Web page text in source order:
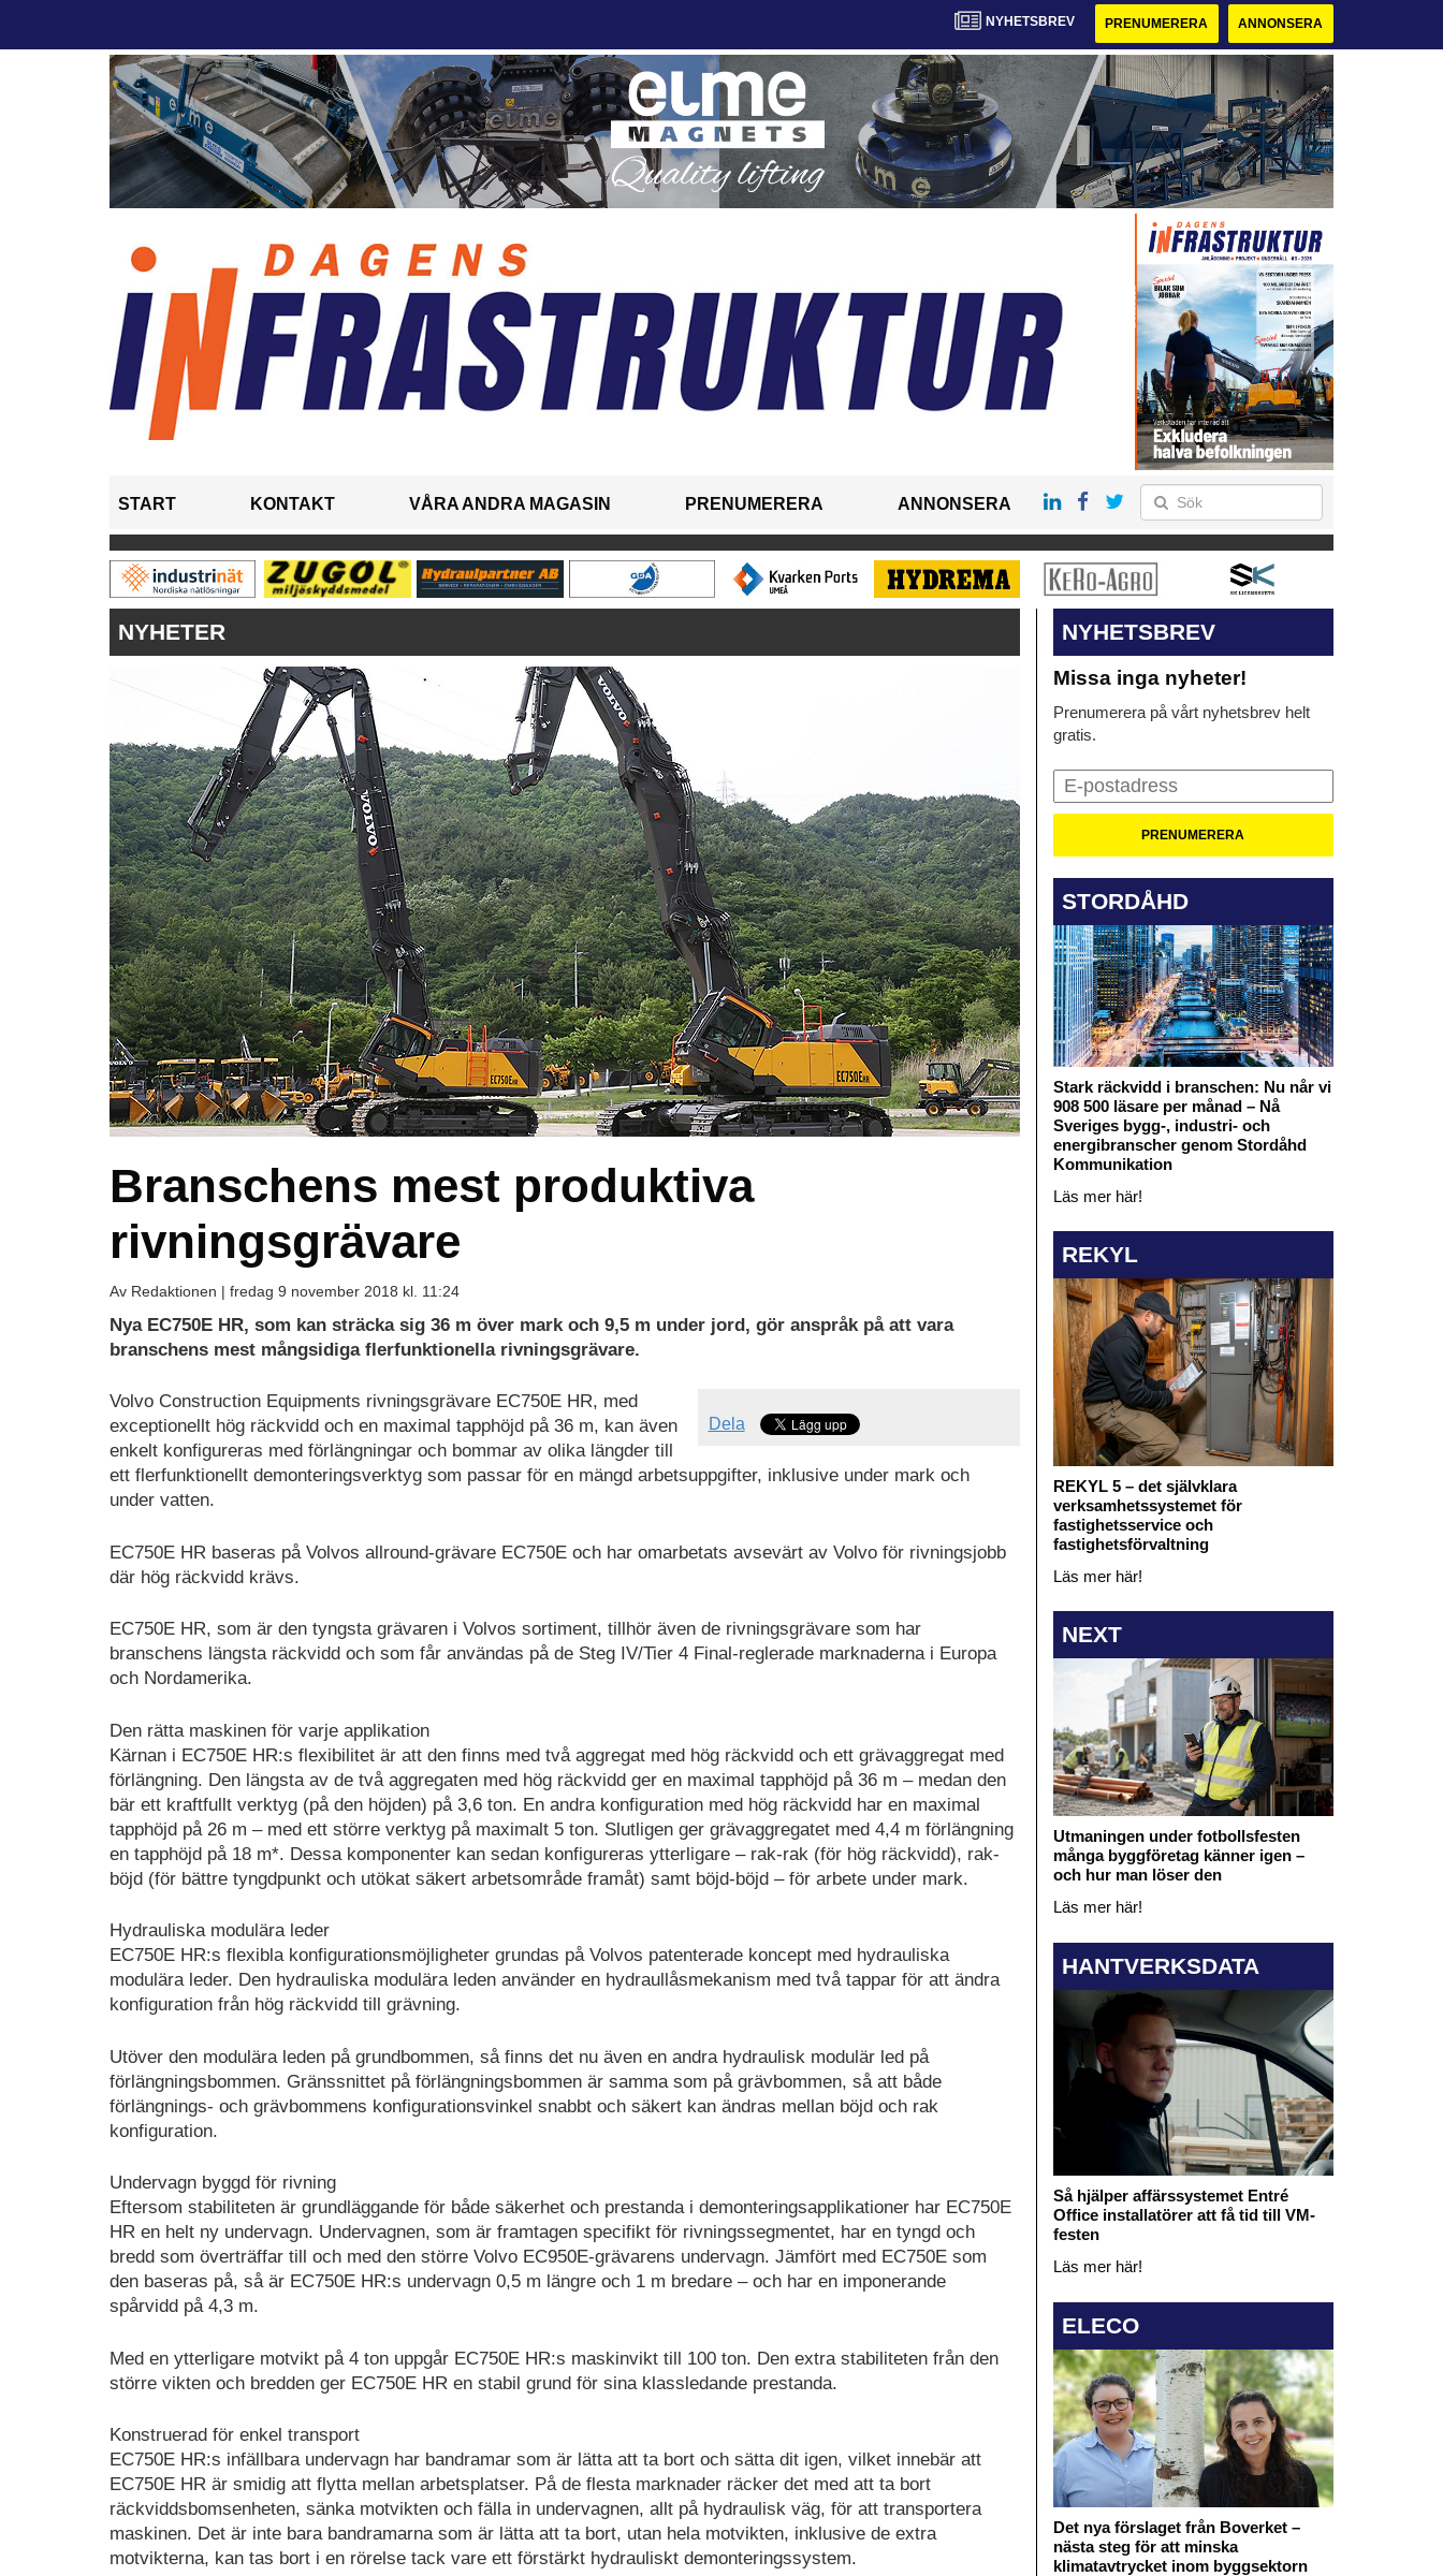
NYHETSBREV PRENUMERERA ANNONSERA
START KONTAKT VÅRA ANDRA MAGASIN PRENUMERERA ANNONSERA
NYHETER
Branschens mest produktiva
rivningsgrävare
Av Redaktionen | fredag 9 november 2018 kl. 11:24
Nya EC750E HR, som kan sträcka sig 36 m över mark och 9,5 m under jord, gör anspråk på att vara
branschens mest mångsidiga flerfunktionella rivningsgrävare.
Dela
Volvo Construction Equipments rivningsgrävare EC750E HR, med
exceptionellt hög räckvidd och en maximal tapphöjd på 36 m, kan även
enkelt konfigureras med förlängningar och bommar av olika längder till
ett flerfunktionellt demonteringsverktyg som passar för en mängd arbetsuppgifter, inklusive under mark och
under vatten.
EC750E HR baseras på Volvos allround-grävare EC750E och har omarbetats avsevärt av Volvo för rivningsjobb
där hög räckvidd krävs.
EC750E HR, som är den tyngsta grävaren i Volvos sortiment, tillhör även de rivningsgrävare som har
branschens längsta räckvidd och som får användas på de Steg IV/Tier 4 Final-reglerade marknaderna i Europa
och Nordamerika.
Den rätta maskinen för varje applikation
Kärnan i EC750E HR:s flexibilitet är att den finns med två aggregat med hög räckvidd och ett grävaggregat med
förlängning. Den längsta av de två aggregaten med hög räckvidd ger en maximal tapphöjd på 36 m – medan den
bär ett kraftfullt verktyg (på den höjden) på 3,6 ton. En andra konfiguration med hög räckvidd har en maximal
tapphöjd på 26 m – med ett större verktyg på maximalt 5 ton. Slutligen ger grävaggregatet med 4,4 m förlängning
en tapphöjd på 18 m*. Dessa komponenter kan sedan konfigureras ytterligare – rak-rak (för hög räckvidd), rak-
böjd (för bättre tyngdpunkt och utökat säkert arbetsområde framåt) samt böjd-böjd – för arbete under mark.
Hydrauliska modulära leder
EC750E HR:s flexibla konfigurationsmöjligheter grundas på Volvos patenterade koncept med hydrauliska
modulära leder. Den hydrauliska modulära leden använder en hydraullåsmekanism med två tappar för att ändra
konfiguration från hög räckvidd till grävning.
Utöver den modulära leden på grundbommen, så finns det nu även en andra hydraulisk modulär led på
förlängningsbommen. Gränssnittet på förlängningsbommen är samma som på grävbommen, så att både
förlängnings- och grävbommens konfigurationsvinkel snabbt och säkert kan ändras mellan böjd och rak
konfiguration.
Undervagn byggd för rivning
Eftersom stabiliteten är grundläggande för både säkerhet och prestanda i demonteringsapplikationer har EC750E
HR en helt ny undervagn. Undervagnen, som är framtagen specifikt för rivningssegmentet, har en tyngd och
bredd som överträffar till och med den större Volvo EC950E-grävarens undervagn. Jämfört med EC750E som
den baseras på, så är EC750E HR:s undervagn 0,5 m längre och 1 m bredare – och har en imponerande
spårvidd på 4,3 m.
Med en ytterligare motvikt på 4 ton uppgår EC750E HR:s maskinvikt till 100 ton. Den extra stabiliteten från den
större vikten och bredden ger EC750E HR en stabil grund för sina klassledande prestanda.
Konstruerad för enkel transport
EC750E HR:s infällbara undervagn har bandramar som är lätta att ta bort och sätta dit igen, vilket innebär att
EC750E HR är smidig att flytta mellan arbetsplatser. På de flesta marknader räcker det med att ta bort
räckviddsbomsenheten, sänka motvikten och fälla in undervagnen, allt på hydraulisk väg, för att transportera
maskinen. Det är inte bara bandramarna som är lätta att ta bort, utan hela motvikten, inklusive de extra
motvikterna, kan tas bort i en rörelse tack vare ett förstärkt hydrauliskt demonteringssystem.
NYHETSBREV
Missa inga nyheter!
Prenumerera på vårt nyhetsbrev helt
gratis.
STORDÅHD
Stark räckvidd i branschen: Nu når vi
908 500 läsare per månad – Nå
Sveriges bygg-, industri- och
energibranscher genom Stordåhd
Kommunikation
Läs mer här!
REKYL
REKYL 5 – det självklara
verksamhetssystemet för
fastighetsservice och
fastighetsförvaltning
Läs mer här!
NEXT
Utmaningen under fotbollsfesten
många byggföretag känner igen –
och hur man löser den
Läs mer här!
HANTVERKSDATA
Så hjälper affärssystemet Entré
Office installatörer att få tid till VM-
festen
Läs mer här!
ELECO
Det nya förslaget från Boverket –
nästa steg för att minska
klimatavtrycket inom byggsektorn